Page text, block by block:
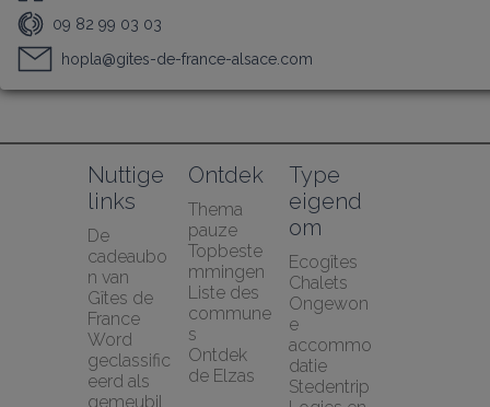
09 82 99 03 03
hopla@gites-de-france-alsace.com
Nuttige
links
De
cadeaubo
n van
Gîtes de
France
Word
geclassific
eerd als
gemeubil
Ontdek
Thema
pauze
Topbeste
mmingen
Liste des
commune
s
Ontdek
de Elzas
Type
eigend
om
Ecogîtes
Chalets
Ongewon
e
accommo
datie
Stedentrip